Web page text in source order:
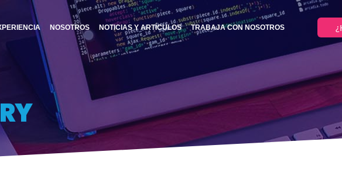
NOSOTROS NOTICIAS Y ARTÍCULOS TRABAJA CON NOSOTROS